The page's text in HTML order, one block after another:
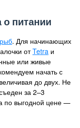
питании
. Для начинающих
отTetra и
или живые
начать с
до двух. Не
за 2–3
по выгодной цене —